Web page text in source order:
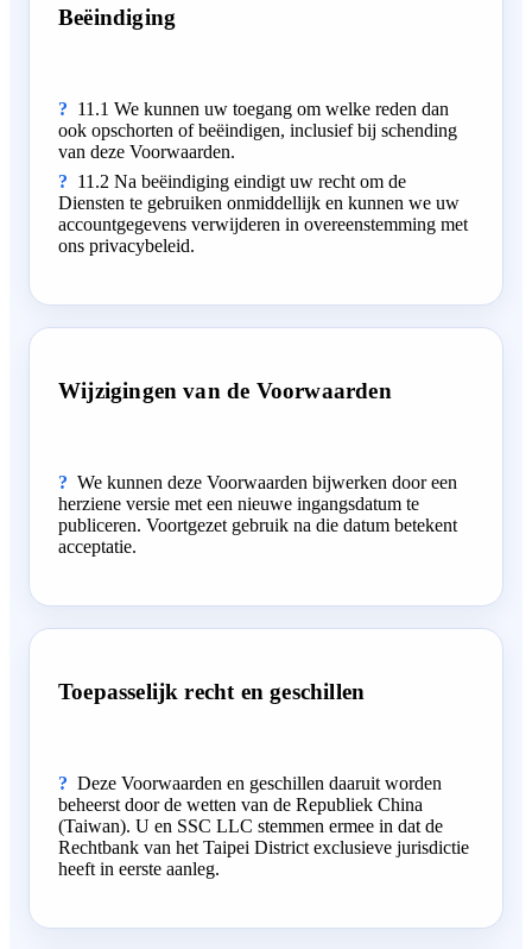
Beëindiging
11.1 We kunnen uw toegang om welke reden dan
ook opschorten of beëindigen, inclusief bij schending
van deze Voorwaarden.
11.2 Na beëindiging eindigt uw recht om de
Diensten te gebruiken onmiddellijk en kunnen we uw
accountgegevens verwijderen in overeenstemming met
ons privacybeleid.
Wijzigingen van de Voorwaarden
We kunnen deze Voorwaarden bijwerken door een
herziene versie met een nieuwe ingangsdatum te
publiceren. Voortgezet gebruik na die datum betekent
acceptatie.
Toepasselijk recht en geschillen
Deze Voorwaarden en geschillen daaruit worden
beheerst door de wetten van de Republiek China
(Taiwan). U en SSC LLC stemmen ermee in dat de
Rechtbank van het Taipei District exclusieve jurisdictie
heeft in eerste aanleg.